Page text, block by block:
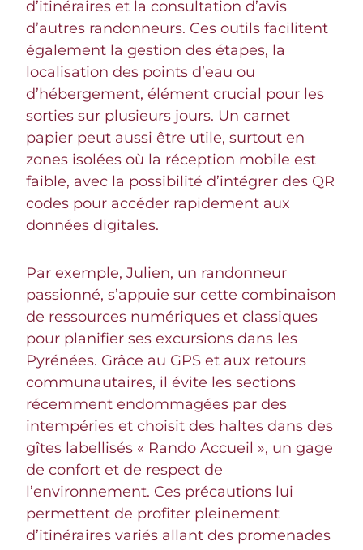
d’itinéraires et la consultation d’avis
d’autres randonneurs. Ces outils facilitent
également la gestion des étapes, la
localisation des points d’eau ou
d’hébergement, élément crucial pour les
sorties sur plusieurs jours. Un carnet
papier peut aussi être utile, surtout en
zones isolées où la réception mobile est
faible, avec la possibilité d’intégrer des QR
codes pour accéder rapidement aux
données digitales.
Par exemple, Julien, un randonneur
passionné, s’appuie sur cette combinaison
de ressources numériques et classiques
pour planifier ses excursions dans les
Pyrénées. Grâce au GPS et aux retours
communautaires, il évite les sections
récemment endommagées par des
intempéries et choisit des haltes dans des
gîtes labellisés « Rando Accueil », un gage
de confort et de respect de
l’environnement. Ces précautions lui
permettent de profiter pleinement
d’itinéraires variés allant des promenades